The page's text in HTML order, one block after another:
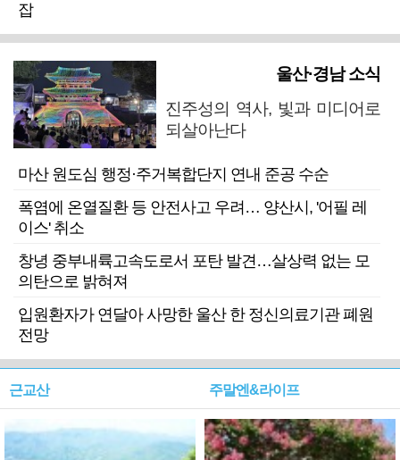
잡
울산·경남 소식
진주성의 역사, 빛과 미디어로
되살아난다
마산 원도심 행정·주거복합단지 연내 준공 수순
폭염에 온열질환 등 안전사고 우려… 양산시, '어필 레
이스' 취소
창녕 중부내륙고속도로서 포탄 발견…살상력 없는 모
의탄으로 밝혀져
입원환자가 연달아 사망한 울산 한 정신의료기관 폐원
전망
근교산 주말엔&라이프